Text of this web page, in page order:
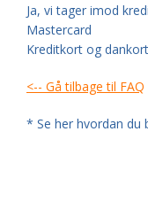
Ja, vi tager imod
Mastercard
Kreditkort og
<-- Gå tilbage til FAQ
* Se her hvordan du